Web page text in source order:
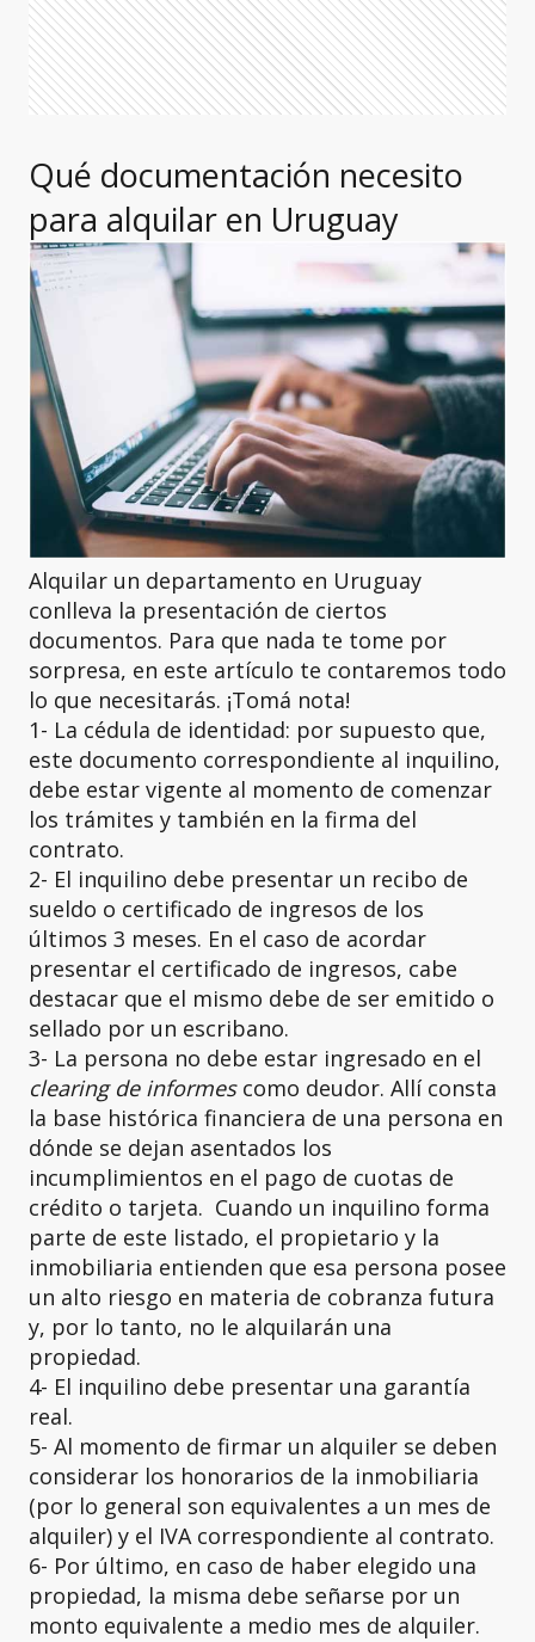
Qué documentación necesito
para alquilar en Uruguay
Alquilar un departamento en Uruguay
conlleva la presentación de ciertos
documentos. Para que nada te tome por
sorpresa, en este artículo te contaremos todo
lo que necesitarás. ¡Tomá nota!
1- La cédula de identidad: por supuesto que,
este documento correspondiente al inquilino,
debe estar vigente al momento de comenzar
los trámites y también en la firma del
contrato.
2- El inquilino debe presentar un recibo de
sueldo o certificado de ingresos de los
últimos 3 meses. En el caso de acordar
presentar el certificado de ingresos, cabe
destacar que el mismo debe de ser emitido o
sellado por un escribano.
3- La persona no debe estar ingresado en el
clearing de informescomo deudor. Allí consta
la base histórica financiera de una persona en
dónde se dejan asentados los
incumplimientos en el pago de cuotas de
crédito o tarjeta. Cuando un inquilino forma
parte de este listado, el propietario y la
inmobiliaria entienden que esa persona posee
un alto riesgo en materia de cobranza futura
y, por lo tanto, no le alquilarán una
propiedad.
4- El inquilino debe presentar una garantía
real.
5- Al momento de firmar un alquiler se deben
considerar los honorarios de la inmobiliaria
(por lo general son equivalentes a un mes de
alquiler) y el IVA correspondiente al contrato.
6- Por último, en caso de haber elegido una
propiedad, la misma debe señarse por un
monto equivalente a medio mes de alquiler.